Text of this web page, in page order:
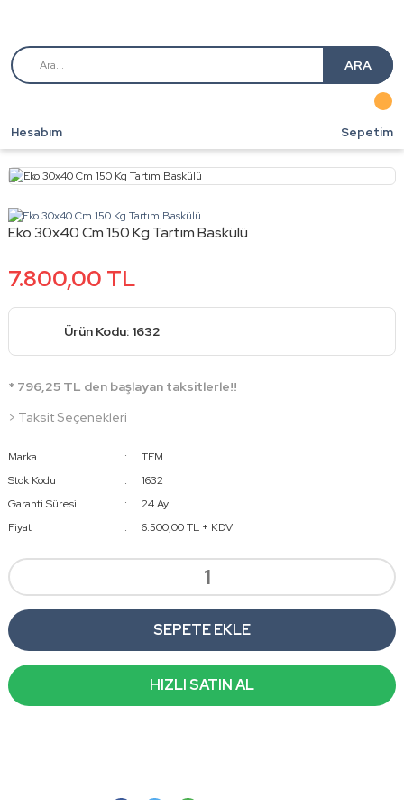
ARA
Hesabım Sepetim
Eko 30x40 Cm 150 Kg Tartım Baskülü
7.800,00 TL
Ürün Kodu: 1632
* 796,25 TL den başlayan taksitlerle!!
> Taksit Seçenekleri
Marka
TEM
Stok Kodu
1632
Garanti Süresi
24 Ay
Fiyat
6.500,00 TL + KDV
SEPETE EKLE
HIZLI SATIN AL